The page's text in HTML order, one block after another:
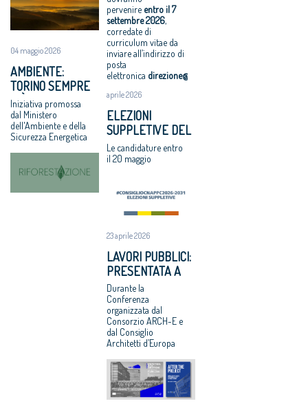
Lunedì 2 luglio
2018
VIII Congresso
CNAPPC 2018.
luglio 2018
rispettosa dello
studio
caravatti_carav
atti il Premio
architetto
Assegnati
premi
Architetto
italiano e
talento 2017
Professioni:
architetti,
zazione e
innovazione
Architetti
affermati
premiati al
Architetti:
'Comune e
Consiglio di
Stato, svilito
interesse
pubblico'
Periferie, tutti i
concorso Cna-
Mibact per
riqualificare 10
aree urbane
04 maggio 2026
AMBIENTE:
TORINO SEMPRE
PIÙ GREEN CON
“RIFORESTAZIONE”
Iniziativa promossa
dal Ministero
dell'Ambiente e della
Sicurezza Energetica
pervenire entro il7
settembre 2026,
corredate di
curriculum vitae da
inviare all’indirizzo di
posta
elettronica direzione@cnappc.it
aprile 2026
ELEZIONI
SUPPLETIVE DEL
CNAPPC: LE
VOTAZIONI IL 9
Le candidature entro
il 20 maggio
23 aprile 2026
LAVORI PUBBLICI:
PRESENTATA A
BRUXELLES LA
RICERCA CNAPPC
“DOPO IL
PROGETTO”
Durante la
Conferenza
organizzata dal
Consorzio ARCH-E e
dal Consiglio
Architetti d’Europa